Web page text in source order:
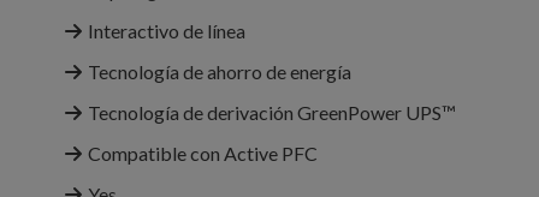
Interactivo de línea
Tecnología de ahorro de energía
Tecnología de derivación GreenPower UPS™
Compatible con Active PFC